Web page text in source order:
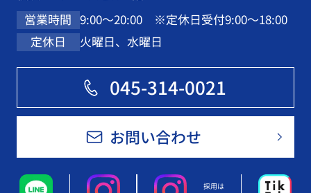
営業時間 9:00～20:00 ※定休日受付9:00～18:00
定休日
火曜日、水曜日
045-314-0021
お問い合わせ
採用は